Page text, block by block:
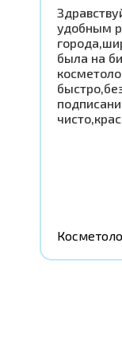
удобным
была на